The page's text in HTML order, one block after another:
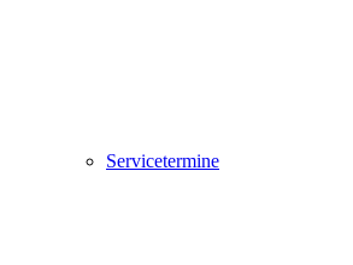
Servicetermine